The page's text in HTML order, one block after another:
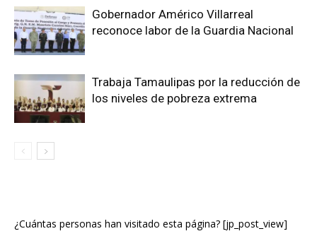
Gobernador Américo Villarreal
reconoce labor de la Guardia Nacional
Trabaja Tamaulipas por la reducción de
los niveles de pobreza extrema
¿Cuántas personas han visitado esta página? [jp_post_view]